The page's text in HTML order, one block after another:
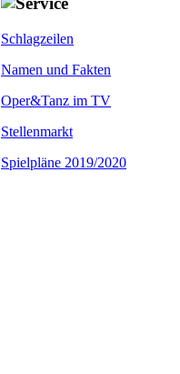
Schlagzeilen
Namen und Fakten
Oper&Tanz im TV
Stellenmarkt
Spielpläne 2019/2020